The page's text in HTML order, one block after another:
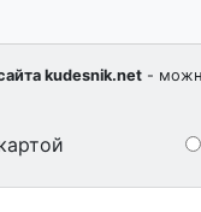
kudesnik.net -